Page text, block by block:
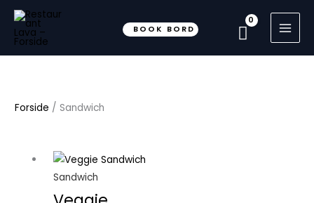
indholdet
BOOK BORD
Forside / Sandwich
Sandwich